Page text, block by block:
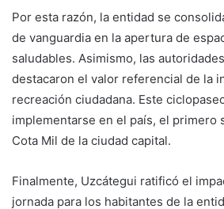
Por esta razón, la entidad se
de vanguardia en la apertura de
saludables. Asimismo, las
destacaron el valor referencial de la
recreación ciudadana. Este
implementarse en el país, el primero
Cota Mil de la ciudad capital.
Finalmente, Uzcátegui ratificó el
jornada para los habitantes de la